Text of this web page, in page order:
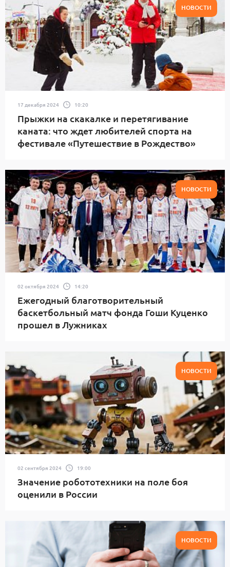
НОВОСТИ
17 декабря 2024 10:20
Прыжки на скакалке и перетягивание
каната: что ждет любителей спорта на
фестивале «Путешествие в Рождество»
НОВОСТИ
02 октября 2024 14:20
Ежегодный благотворительный
баскетбольный матч фонда Гоши Куценко
прошел в Лужниках
НОВОСТИ
02 сентября 2024 19:00
Значение робототехники на поле боя
оценили в России
НОВОСТИ